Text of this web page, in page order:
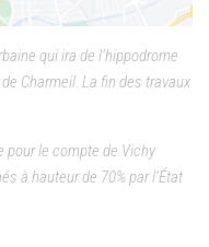
qui ira de l’hippodrome
Charmeil. La fin des travaux
pour le compte de Vichy
à hauteur de 70% par l’État